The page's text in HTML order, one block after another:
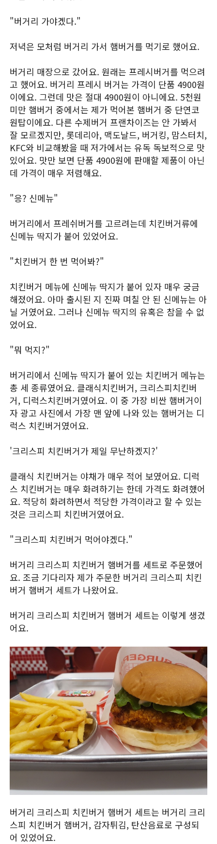
"버거리 가야겠다."
저녁은 모처럼 버거리 가서 햄버거를 먹기로 했어요.
버거리 매장으로 갔어요. 원래는 프레시버거를 먹으려
고 했어요. 버거리 프레시 버거는 가격이 단품 4900원
이에요. 그런데 맛은 절대 4900원이 아니에요. 5천원
미만 햄버거 중에서는 제가 먹어본 햄버거 중 단연코
원탑이에요. 다른 수제버거 프랜차이즈는 안 가봐서
잘 모르겠지만, 롯데리아, 맥도날드, 버거킹, 맘스터치,
KFC와 비교해봤을 때 저가에서는 유독 독보적으로 맛
있어요. 맛만 보면 단품 4900원에 판매할 제품이 아닌
데 가격이 매우 저렴해요.
"응? 신메뉴"
버거리에서 프레쉬버거를 고르려는데 치킨버거류에
신메뉴 딱지가 붙어 있었어요.
"치킨버거 한 번 먹어봐?"
치킨버거 메뉴에 신메뉴 딱지가 붙어 있자 매우 궁금
해졌어요. 아마 출시된 지 진짜 며칠 안 된 신메뉴는 아
닐 거였어요. 그러나 신메뉴 딱지의 유혹은 참을 수 없
었어요.
"뭐 먹지?"
버거리에서 신메뉴 딱지가 붙어 있는 치킨버거 메뉴는
총 세 종류였어요. 클래식치킨버거, 크리스피치킨버
거, 디럭스치킨버거였어요. 이 중 가장 비싼 햄버거이
자 광고 사진에서 가장 맨 앞에 나와 있는 햄버거는 디
럭스 치킨버거였어요.
'크리스피 치킨버거가 제일 무난하겠지?'
클래식 치킨버거는 야채가 매우 적어 보였어요. 디럭
스 치킨버거는 매우 화려하기는 한데 가격도 화려했어
요. 적당히 화려하면서 적당한 가격이라고 할 수 있는
것은 크리스피 치킨버거였어요.
"크리스피 치킨버거 먹어야겠다."
버거리 크리스피 치킨버거 햄버거를 세트로 주문했어
요. 조금 기다리자 제가 주문한 버거리 크리스피 치킨
버거 햄버거 세트가 나왔어요.
버거리 크리스피 치킨버거 햄버거 세트는 이렇게 생겼
어요.
버거리 크리스피 치킨버거 햄버거 세트는 버거리 크리
스피 치킨버거 햄버거, 감자튀김, 탄산음료로 구성되
어 있었어요.